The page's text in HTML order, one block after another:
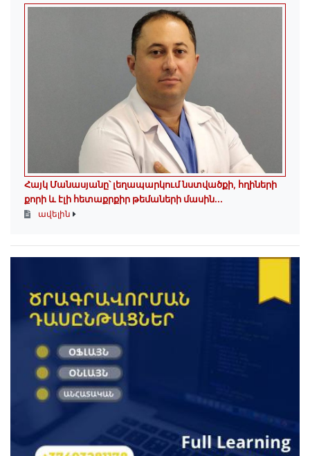
Հայկ Մանասյանը՝ լեղապարկում նստվածքի, հղիների
քորի և էլի հետաքրքիր թեմաների մասին․․․
ավելին